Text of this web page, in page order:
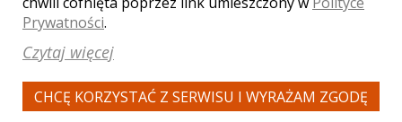
WYŚWIETLEŃ:1728
Prywatności.
Czytaj więcej
CHCĘ KORZYSTAĆ Z SERWISU I WYRAŻAM ZGODĘ